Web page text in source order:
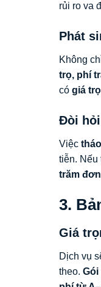
rủi ro va
Phát
Không
trọ, phí
có giá
Đòi
Việc
tiễn. Nếu
trăm
3.
Giá
Dịch vụ
theo. Gói